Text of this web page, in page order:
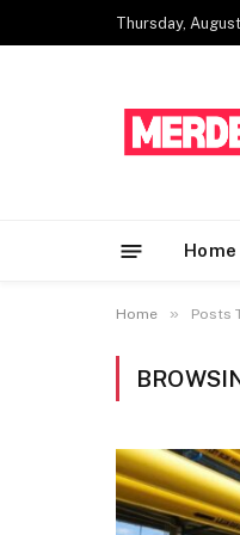
Thursday,
Home
Home » Posts